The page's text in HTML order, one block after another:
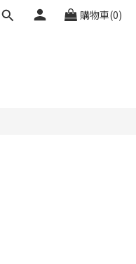
購物車(0)
立即購買